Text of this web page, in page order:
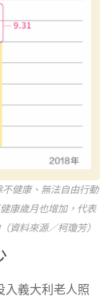
健康、無法自由行動
康歲月也增加，代表
資料來源／柯瓊芳）
入義大利老人照